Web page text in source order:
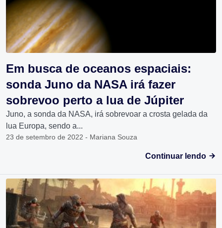
Em busca de oceanos espaciais:
sonda Juno da NASA irá fazer
sobrevoo perto a lua de Júpiter
Juno, a sonda da NASA, irá sobrevoar a crosta gelada da
lua Europa, sendo a...
23 de setembro de 2022 - Mariana Souza
Continuar lendo